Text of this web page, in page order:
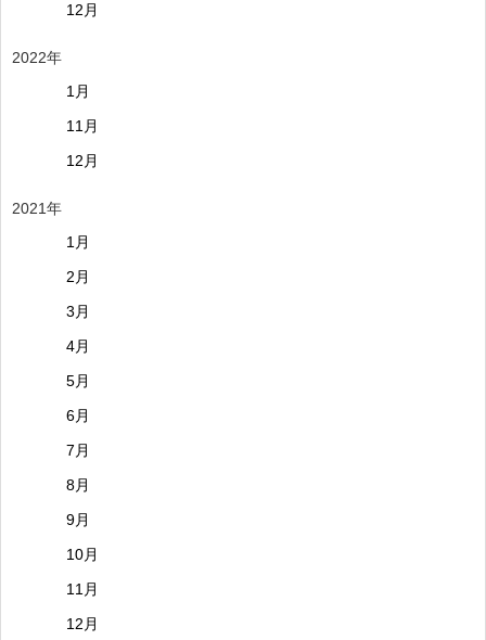
12月
2022年
1月
11月
12月
2021年
1月
2月
3月
4月
5月
6月
7月
8月
9月
10月
11月
12月